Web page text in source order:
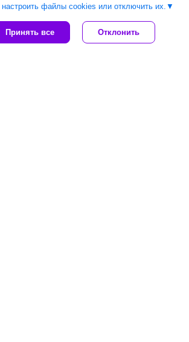
файлы cookies или отключить их.
Принять все Отклонить